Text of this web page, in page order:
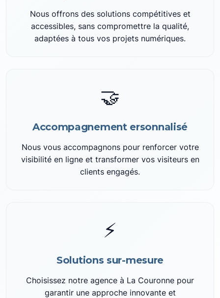
Nous offrons des solutions compétitives et
accessibles, sans compromettre la qualité,
adaptées à tous vos projets numériques.
🤝
Accompagnement ersonnalisé
Nous vous accompagnons pour renforcer votre
visibilité en ligne et transformer vos visiteurs en
clients engagés.
⚡
Solutions sur-mesure
Choisissez notre agence à La Couronne pour
garantir une approche innovante et